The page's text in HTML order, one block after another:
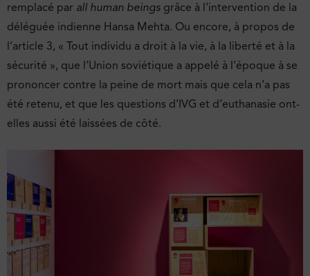
remplacé par all human beings grâce à l’intervention de la
déléguée indienne Hansa Mehta. Ou encore, à propos de
l’article 3, « Tout individu a droit à la vie, à la liberté et à la
sécurité », que l’Union soviétique a appelé à l’époque à se
prononcer contre la peine de mort mais que cela n’a pas
été retenu, et que les questions d’IVG et d’euthanasie ont-
elles aussi été laissées de côté.